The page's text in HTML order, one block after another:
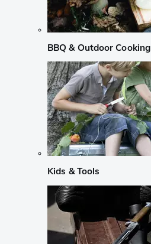
BBQ & Outdoor Cooking
Kids & Tools